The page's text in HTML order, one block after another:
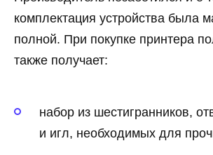
комплектация устройства была
полной. При покупке принтера
также получает:
набор из шестигранников,
и игл, необходимых для